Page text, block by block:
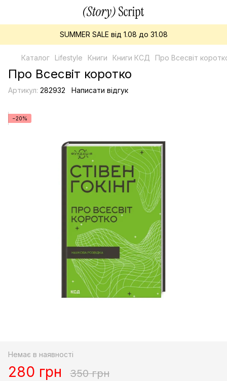
SUMMER SALE від 1.08 до 31.08
Каталог Lifestyle Книги Книги КСД Про Всесвіт
Про Всесвіт коротко
Артикул: 282932 Написати відгук
−20%
Немає в наявності
280 грн 350 грн